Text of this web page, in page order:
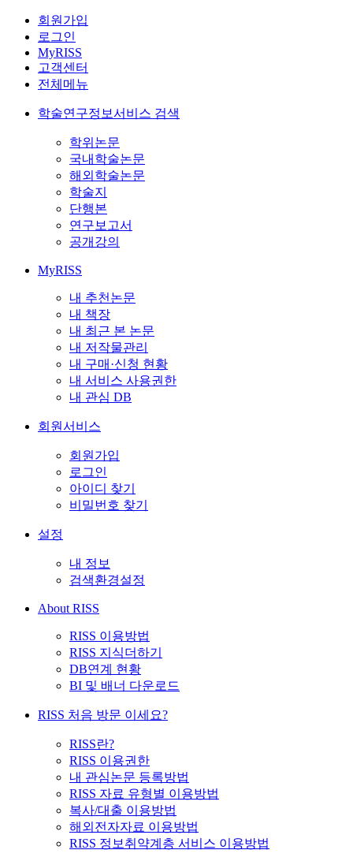
회원가입
로그인
MyRISS
고객센터
전체메뉴
학술연구정보서비스 검색
학위논문
국내학술논문
해외학술논문
학술지
단행본
연구보고서
공개강의
MyRISS
내 추천논문
내 책장
내 최근 본 논문
내 저작물관리
내 구매·신청 현황
내 서비스 사용권한
내 관심 DB
회원서비스
회원가입
로그인
아이디 찾기
비밀번호 찾기
설정
내 정보
검색환경설정
About RISS
RISS 이용방법
RISS 지식더하기
DB연계 현황
BI 및 배너 다운로드
RISS 처음 방문 이세요?
RISS란?
RISS 이용권한
내 관심논문 등록방법
RISS 자료 유형별 이용방법
복사/대출 이용방법
해외전자자료 이용방법
RISS 정보취약계층 서비스 이용방법